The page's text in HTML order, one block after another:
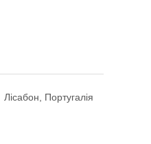
Лісабон, Португалія